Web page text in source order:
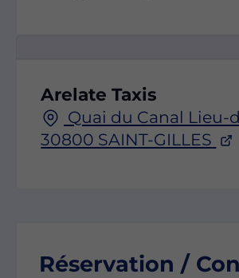
Arelate Taxis
Quai du Canal Lieu-
30800 SAINT-GILLES
Réservation /